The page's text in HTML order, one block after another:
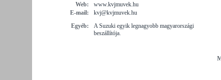
Web:
www.kvjmuvek.hu
E-mail:
kvj@kvjmuvek.hu
Egyéb:
A Suzuki egyik legnagyobb magyarországi
beszállítója.